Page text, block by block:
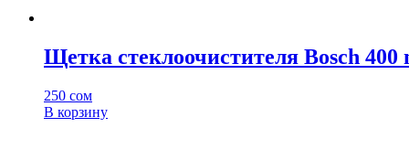
Щетка стеклоочистителя Bosch 400
250 сом
В корзину